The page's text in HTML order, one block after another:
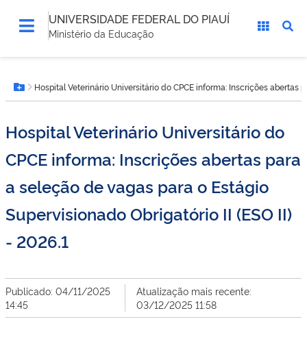
UNIVERSIDADE FEDERAL DO PIAUÍ
Ministério da Educação
está
aqui:Botão Menu
Hospital Veterinário Universitário do CPCE informa: Inscrições abertas
Hospital Veterinário Universitário do
CPCE informa: Inscrições abertas para
a seleção de vagas para o Estágio
Supervisionado Obrigatório II (ESO II)
- 2026.1
Publicado: 04/11/2025
14:45
Atualização mais recente:
03/12/2025 11:58